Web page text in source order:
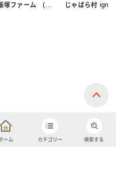
塚ファーム (ア
じゃばら村
ーム カテゴリー 検索する